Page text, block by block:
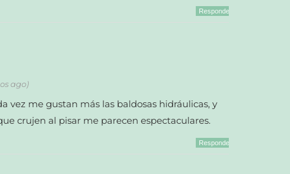
Responder
ago)
vez me gustan más las baldosas hidráulicas, y
crujen al pisar me parecen espectaculares.
Responder